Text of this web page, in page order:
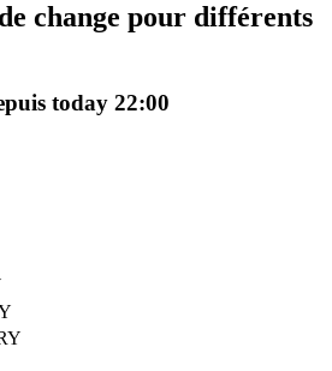
copie
bénéfices et des commissions de copy
change pour différents
today 22:00